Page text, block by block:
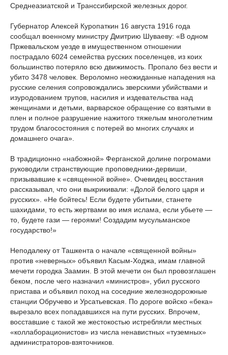
Среднеазиатской и Транссибирской железных дорог.
Губернатор Алексей Куропаткин 16 августа 1916 года
сообщал военному министру Дмитрию Шуваеву: «В одном
Пржевальском уезде в имущественном отношении
пострадало 6024 семейства русских поселенцев, из коих
большинство потеряло всю движимость. Пропало без вести и
убито 3478 человек. Вероломно неожиданные нападения на
русские селения сопровождались зверскими убийствами и
изуродованием трупов, насилия и издевательства над
женщинами и детьми, варварское обращение со взятыми в
плен и полное разрушение нажитого тяжелым многолетним
трудом благосостояния с потерей во многих случаях и
домашнего очага».
В традиционно «набожной» Ферганской долине погромами
руководили странствующие проповедники-дервиши,
призывавшие к «священной войне». Очевидец восстания
рассказывал, что они выкрикивали: «Долой белого царя и
русских». «Не бойтесь! Если будете убитыми, станете
шахидами, то есть жертвами во имя ислама, если убьете —
то, будете гази — героями! Создадим мусульманское
государство!»
Неподалеку от Ташкента о начале «священной войны»
против «неверных» объявил Касым-Ходжа, имам главной
мечети городка Заамин. В этой мечети он был провозглашен
беком, после чего назначил «министров», убил русского
пристава и объявил поход на соседние железнодорожные
станции Обручево и Урсатьевская. По дороге войско «бека»
вырезало всех попадавшихся на пути русских. Впрочем,
восставшие с такой же жестокостью истребляли местных
«коллаборационистов» из числа ненавистных «туземных»
администраторов-взяточников.